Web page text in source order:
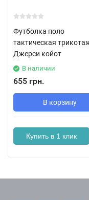
Футболка поло
тактическая
Джерси койот
В наличии
655 грн.
В корзину
Купить в 1 клик